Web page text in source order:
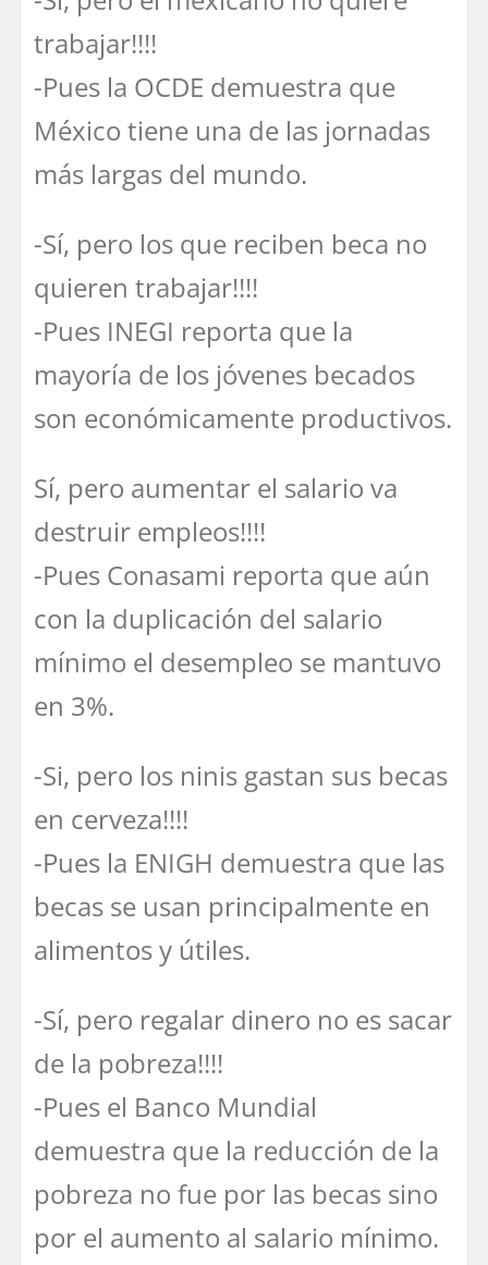
trabajar!!!!
-Pues la OCDE demuestra que
México tiene una de las jornadas
más largas del mundo.
-Sí, pero los que reciben beca no
quieren trabajar!!!!
-Pues INEGI reporta que la
mayoría de los jóvenes becados
son económicamente productivos.
Sí, pero aumentar el salario va
destruir empleos!!!!
-Pues Conasami reporta que aún
con la duplicación del salario
mínimo el desempleo se mantuvo
en 3%.
-Si, pero los ninis gastan sus becas
en cerveza!!!!
-Pues la ENIGH demuestra que las
becas se usan principalmente en
alimentos y útiles.
-Sí, pero regalar dinero no es sacar
de la pobreza!!!!
-Pues el Banco Mundial
demuestra que la reducción de la
pobreza no fue por las becas sino
por el aumento al salario mínimo.